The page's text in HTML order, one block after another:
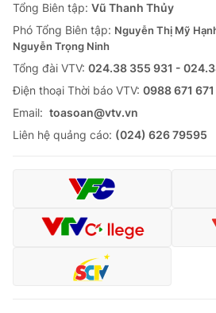
Thế giới đó đây
Câu chuyện quốc tế
Tài chính
Thị trường
Góc doanh nghiệp
Dữ liệu và đời sống
Truyền hình
Phim VTV
Giải trí
Đời sống
Làm đẹp
Chất lượng cuộc sống
Giáo dục
Học trực tuyến
Công nghệ
Tổng Biên tập: Vũ Thanh Thủy
Phó Tổng Biên tập: Nguyễn Thị Mỹ
Nguyễn Trọng Ninh
Tổng đài VTV: 024.38 355 931 -
Ðiện thoại Thời báo VTV: 0988 671 671
Email: toasoan@vtv.vn
Liên hệ quảng cáo: (024) 626 79595